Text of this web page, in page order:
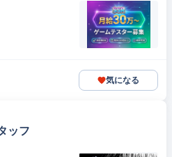
気になる
ッフ